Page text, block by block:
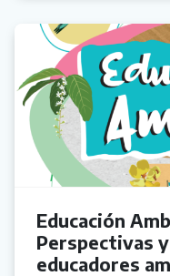
Educación
Perspectivas
educadores